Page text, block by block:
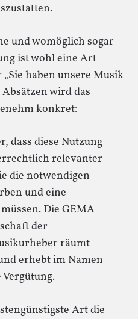
und womöglich sogar
ist wohl eine Art
haben unsere Musik
wird das
konkret:
dass diese Nutzung
relevanter
die notwendigen
und eine
Die GEMA
der
räumt
erhebt im Namen
Art die